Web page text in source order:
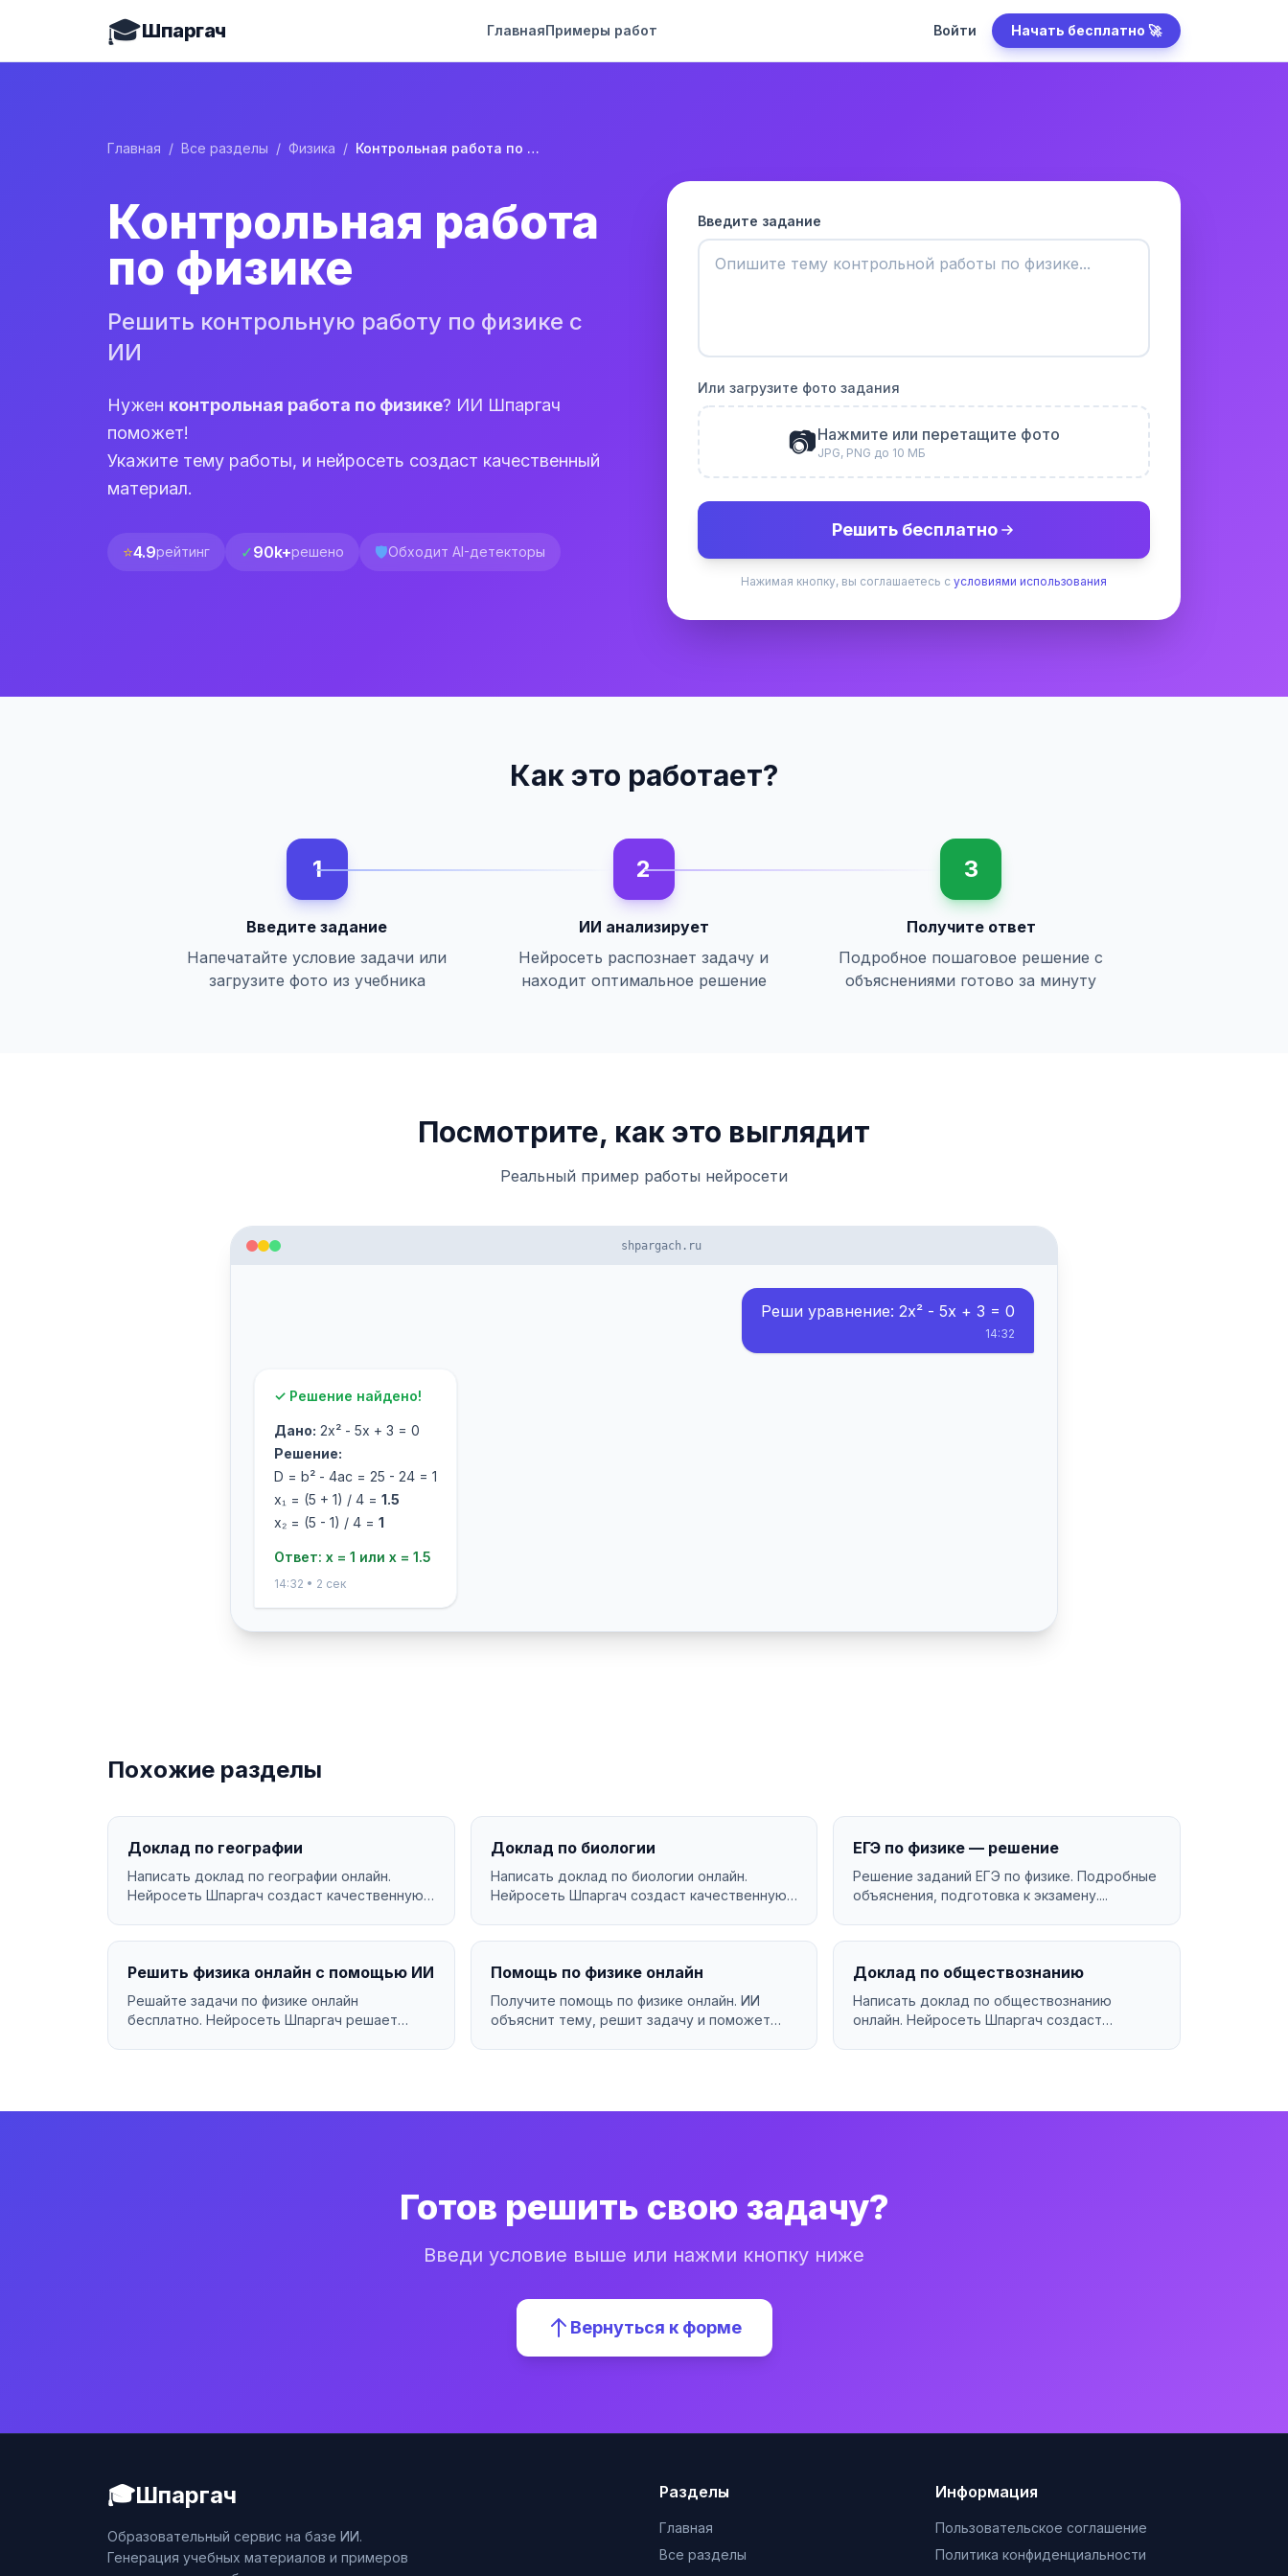
🎓Шпаргач ГлавнаяПримеры работ Войти Начать бесплатно 🚀
Главная / Все разделы / Физика / Контрольная работа по физике
Контрольная работа
по физике
Решить контрольную работу по физике с
ИИ
Нужен контрольная работа по физике? ИИ Шпаргач
поможет!
Укажите тему работы, и нейросеть создаст качественный
материал.
⭐4.9рейтинг ✓90k+решено 🛡️Обходит AI-детекторы
Введите задание
Или загрузите фото задания
📷Нажмите или перетащите фото
JPG, PNG до 10 МБ
Решить бесплатно
Нажимая кнопку, вы соглашаетесь с условиями использования
Как это работает?
1
Введите задание
Напечатайте условие задачи или
загрузите фото из учебника
2
ИИ анализирует
Нейросеть распознает задачу и
находит оптимальное решение
3
Получите ответ
Подробное пошаговое решение с
объяснениями готово за минуту
Посмотрите, как это выглядит
Реальный пример работы нейросети
shpargach.ru
Реши уравнение: 2x² - 5x + 3 = 0
14:32
✓ Решение найдено!
Дано: 2x² - 5x + 3 = 0
Решение:
D = b² - 4ac = 25 - 24 = 1
x₁ = (5 + 1) / 4 = 1.5
x₂ = (5 - 1) / 4 = 1
Ответ: x = 1 или x = 1.5
14:32 • 2 сек
Похожие разделы
Доклад по географии
Написать доклад по географии онлайн.
Нейросеть Шпаргач создаст качественную
Доклад по биологии
Написать доклад по биологии онлайн.
Нейросеть Шпаргач создаст качественную
ЕГЭ по физике — решение
Решение заданий ЕГЭ по физике. Подробные
объяснения, подготовка к экзамену....
Решить физика онлайн с помощью ИИ
Решайте задачи по физике онлайн
бесплатно. Нейросеть Шпаргач решает
Помощь по физике онлайн
Получите помощь по физике онлайн. ИИ
объяснит тему, решит задачу и поможет
Доклад по обществознанию
Написать доклад по обществознанию
онлайн. Нейросеть Шпаргач создаст
Готов решить свою задачу?
Введи условие выше или нажми кнопку ниже
Вернуться к форме
🎓Шпаргач
Образовательный сервис на базе ИИ.
Генерация учебных материалов и примеров
Разделы
Главная
Все разделы
Информация
Пользовательское соглашение
Политика конфиденциальности